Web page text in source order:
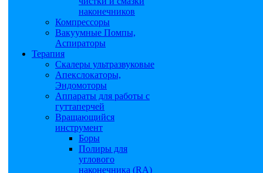
наконечников
Компрессоры
Вакуумные Помпы,
Аспираторы
Терапия
Скалеры ультразвуковые
Апекслокаторы,
Эндомоторы
Аппараты для работы с
гуттаперчей
Вращающийся
инструмент
Боры
Полиры для
углового
наконечника (RA)